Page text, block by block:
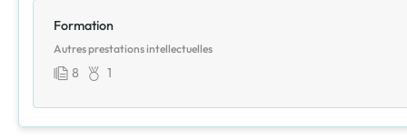
Formation
Autres prestations intellectuelles
8 1